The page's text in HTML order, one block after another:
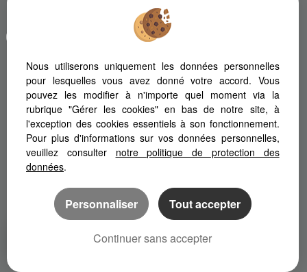
Afin de vous offrir un confort de lecture permanent, depuis votre
PC, votre tablette ou votre smartphone, notre site s'adapte
Logiciel de transaction
Création site immobilier
Référencement immobilier
Nous utiliserons uniquement les données personnelles
pour lesquelles vous avez donné votre accord. Vous
pouvez les modifier à n'importe quel moment via la
rubrique "Gérer les cookies" en bas de notre site, à
l'exception des cookies essentiels à son fonctionnement.
Pour plus d'informations sur vos données personnelles,
veuillez consulter notre politique de protection des
données.
Personnaliser Tout accepter
Continuer sans accepter